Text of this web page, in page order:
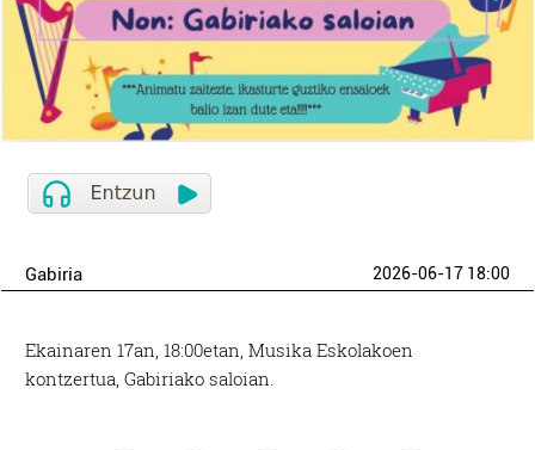
Gabiria 2026-06-17 18:00
Ekainaren 17an, 18:00etan, Musika Eskolakoen
kontzertua, Gabiriako saloian.